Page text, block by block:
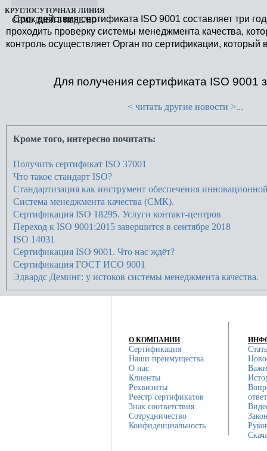
КРУГЛОСУТОЧНАЯ ЛИНИЯ
СЕМЬ ДНЕЙ В НЕДЕЛЮ
Срок действия сертификата ISO 9001 составляет три
проходить проверку системы менеджмента качества,
контроль осуществляет Орган по сертификации, который
Для получения сертификата ISO 9001
< читать другие новости >...
Кроме того, интересно почитать:
Получить сертификат ISO 37001
Что такое стандарт ISO?
Стандартизация как инструмент обеспечения
Система менеджмента качества (СМК).
Сертификация ISO 18295. Услуги контакт-центров
Переход к ISO 9001:2015 завершится в сентябре 2018
ISO 14031
Сертификация ISO 9001. Что нас ждёт?
Сертификация ГОСТ ИСО 9001
Эдвардс Деминг: у истоков системы менеджмента качества.
О КОМПАНИИ
Сертификация
Наши преимущества
О нас
Клиенты
Реквизиты
Реестр сертификатов
Знак соответствия
Сотрудничество
Конфиденциальность